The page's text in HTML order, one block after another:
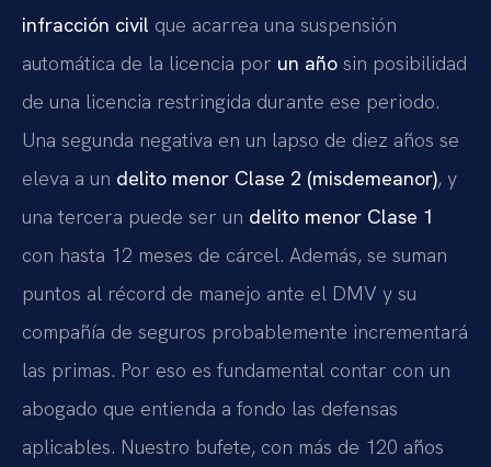
infracción civil que acarrea una suspensión
automática de la licencia por un año sin posibilidad
de una licencia restringida durante ese periodo.
Una segunda negativa en un lapso de diez años se
eleva a un delito menor Clase 2 (misdemeanor), y
una tercera puede ser un delito menor Clase 1
con hasta 12 meses de cárcel. Además, se suman
puntos al récord de manejo ante el DMV y su
compañía de seguros probablemente incrementará
las primas. Por eso es fundamental contar con un
abogado que entienda a fondo las defensas
aplicables. Nuestro bufete, con más de 120 años